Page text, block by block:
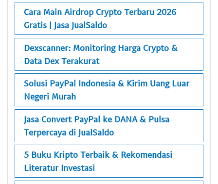
Cara Main Airdrop Crypto Terbaru 2026
Gratis | Jasa JualSaldo
Dexscanner: Monitoring Harga Crypto &
Data Dex Terakurat
Solusi PayPal Indonesia & Kirim Uang Luar
Negeri Murah
Jasa Convert PayPal ke DANA & Pulsa
Terpercaya di JualSaldo
5 Buku Kripto Terbaik & Rekomendasi
Literatur Investasi